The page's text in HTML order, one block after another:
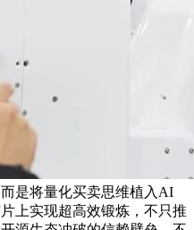
是将量化买卖思维植入AI
上实现超高效锻炼，不只推